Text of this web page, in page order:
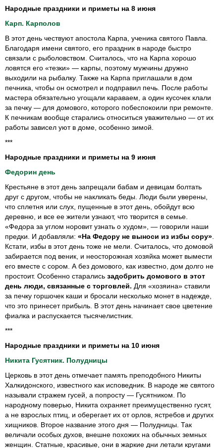
Народные праздники и приметы на 8 июня
Карп. Карполов
В этот день чествуют апостола Карпа, ученика святого Павла.
Благодаря имени святого, его праздник в народе быстро
связали с рыболовством. Считалось, что на Карпа хорошо
ловятся его «тезки» — карпы, поэтому мужчины дружно
выходили на рыбалку. Также на Карпа приглашали в дом
печника, чтобы он осмотрел и подправил печь. После работы
мастера обязательно угощали караваем, а один кусочек клали
за печку — для домового, которого побеспокоили при ремонте.
К печникам вообще старались относиться уважительно — от их
работы зависел уют в доме, особенно зимой.
***
Народные праздники и приметы на 9 июня
Федорин день
Крестьяне в этот день запрещали бабам и девицам болтать
друг с другом, чтобы не накликать беды. Люди были уверены,
что сплетня или слух, пущенные в этот день, обойдут всю
деревню, и все ее жители узнают, что творится в семье.
«Федора за углом норовит узнать о худом», — говорили наши
предки. И добавляли: «На Федору не выноси из избы сору»
Кстати, избы в этот день тоже не мели. Считалось, что домовой
забирается под веник, и неосторожная хозяйка может вымести
его вместе с сором. А без домового, как известно, дом долго не
простоит. Особенно старались задобрить домового в этот
день люди, связанные с торговлей. Для «хозяина» ставили
за печку горшочек каши и бросали несколько монет в надежде,
что это принесет прибыль. В этот день начинает свое цветение
фиалка и распускается тысячелистник.
***
Народные праздники и приметы на 10 июня
Никита Гусятник. Полудницы
Церковь в этот день отмечает память преподобного Никиты
Халкидонского, известного как исповедник. В народе же святого
называли стражем гусей, а попросту — Гусятником. По
народному поверью, Никита охраняет преимущественно гусят,
а не взрослых птиц, и оберегает их от орлов, ястребов и других
хищников. Второе название этого дня — Полудницы. Так
величали особых духов, внешне похожих на обычных земных
женщин. Статные, красивые, они в жаркие дни летали кругами